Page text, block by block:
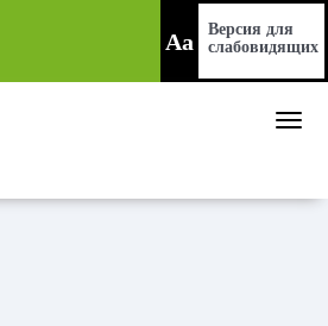
Aa
Версия для
слабовидящих